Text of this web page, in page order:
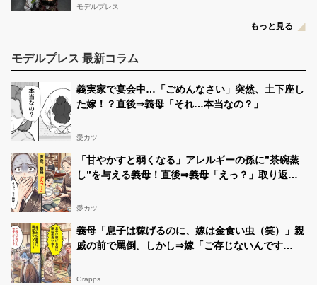
モデルプレス
もっと見る
モデルプレス 最新コラム
義実家で宴会中…「ごめんなさい」突然、土下座し
た嫁！？直後⇒義母「それ…本当なの？」
愛カツ
「甘やかすと弱くなる」アレルギーの孫に”茶碗蒸
し”を与える義母！直後⇒義母「えっ？」取り返し
愛カツ
義母「息子は稼げるのに、嫁は金食い虫（笑）」親
戚の前で罵倒。しかし⇒嫁「ご存じないんです
Grapps